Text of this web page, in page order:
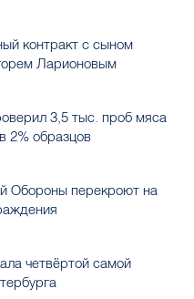
контракт с сыном
Ларионовым
3,5 тыс. проб мяса
2% образцов
Обороны перекроют на
четвёртой самой